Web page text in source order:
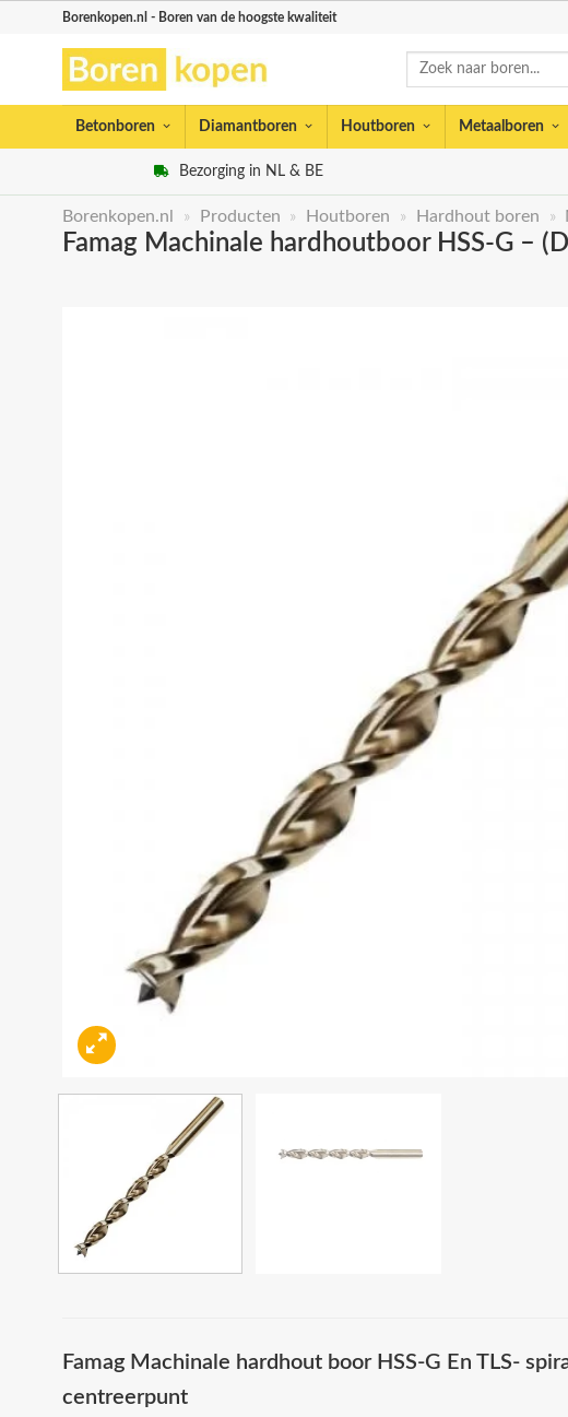
Borenkopen.nl - Boren van de hoogste kwaliteit
Zoeken
Betonboren Diamantboren Houtboren Metaalboren
Bezorging in NL & BE
Borenkopen.nl » Producten » Houtboren » Hardhout boren »
Famag Machinale hardhoutboor HSS-G –
Famag Machinale hardhout boor HSS-G En TLS-
centreerpunt